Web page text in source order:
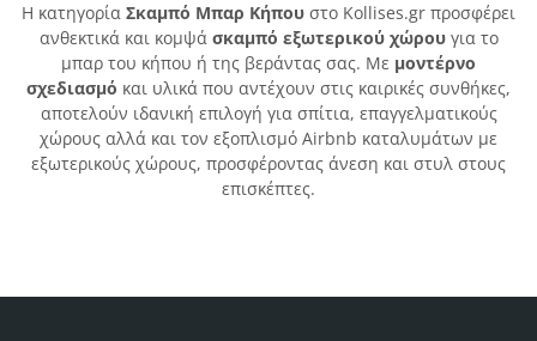
Η κατηγορία Σκαμπό Μπαρ Κήπου στο Kollises.gr προσφέρει
ανθεκτικά και κομψά σκαμπό εξωτερικού χώρουγια το
μπαρ του κήπου ή της βεράντας σας. Με μοντέρνο
σχεδιασμό και υλικά που αντέχουν στις καιρικές συνθήκες,
αποτελούν ιδανική επιλογή για σπίτια, επαγγελματικούς
χώρους αλλά και τον εξοπλισμό Airbnb καταλυμάτων με
εξωτερικούς χώρους, προσφέροντας άνεση και στυλ στους
επισκέπτες.